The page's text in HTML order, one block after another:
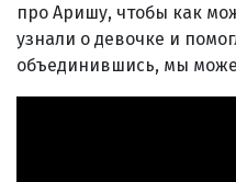
про Аришу, чтобы как
узнали о девочке и
объединившись, мы